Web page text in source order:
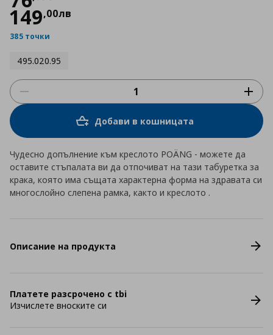
149,00лв
385 точки
495.020.95
Добави в кошницата
Чудесно допълнение към креслото POÄNG - можете да
оставите стъпалата ви да отпочиват на тази табуретка за
крака, която има същата характерна форма на здравата си
многослойно слепена рамка, както и креслото .
Описание на продукта
Платете разсрочено с tbi
Изчислете вноските си